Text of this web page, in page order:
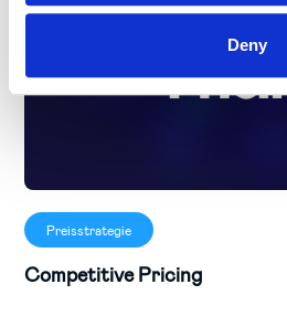
Deny
Preisstrategie
Competitive Pricing